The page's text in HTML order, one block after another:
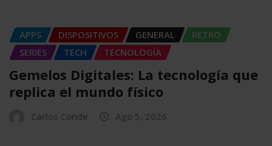
APPS DISPOSITIVOS GENERAL
RETRO
SERIES
TECH TECNOLOGÍA
Gemelos Digitales: La tecnología que
replica el mundo físico
Carlos Conde Ago 5, 2026